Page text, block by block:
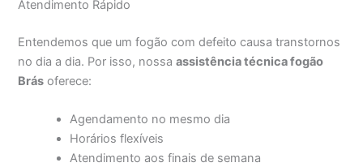
Atendimento Rápido
Entendemos que um fogão com defeito causa transtornos
no dia a dia. Por isso, nossaassistência técnica fogão
Brás oferece:
Agendamento no mesmo dia
Horários flexíveis
Atendimento aos finais de semana